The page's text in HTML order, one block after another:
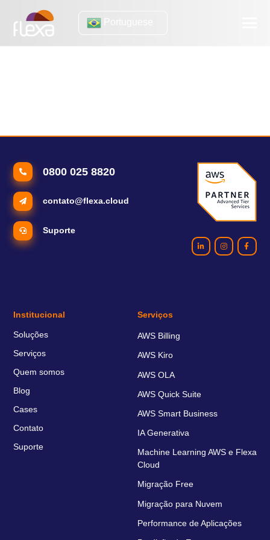
0800 025 8820
contato@flexa.cloud
Suporte
Institucional
Soluções
Serviços
Quem somos
Blog
Cases
Contato
Suporte
Serviços
AWS Billing
AWS Kiro
AWS OLA
AWS Quick Suite
AWS Smart Business
IA Generativa
Machine Learning AWS e Flexa
Cloud
Migração Free
Migração para Nuvem
Performance de Aplicações